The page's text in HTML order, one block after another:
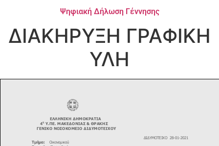
Ψηφιακή Δήλωση Γέννησης
ΔΙΑΚΗΡΥΞΗ ΓΡΑΦΙΚΗ
ΥΛΗ